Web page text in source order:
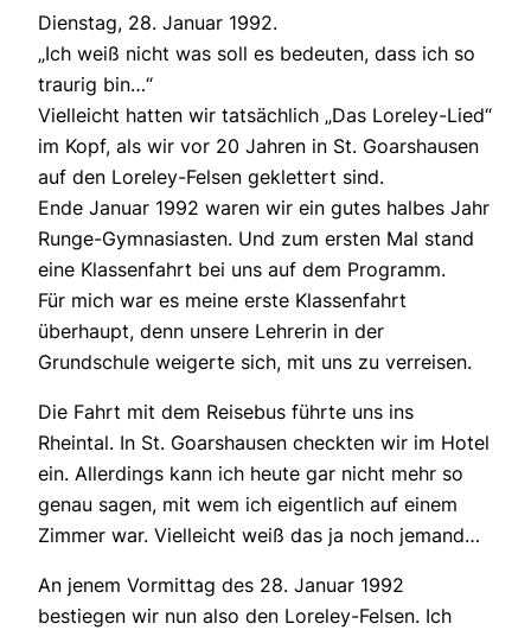
Dienstag, 28. Januar 1992.
„Ich weiß nicht was soll es bedeuten, dass ich so
traurig bin…“
Vielleicht hatten wir tatsächlich „Das Loreley-Lied“
im Kopf, als wir vor 20 Jahren in St. Goarshausen
auf den Loreley-Felsen geklettert sind.
Ende Januar 1992 waren wir ein gutes halbes Jahr
Runge-Gymnasiasten. Und zum ersten Mal stand
eine Klassenfahrt bei uns auf dem Programm.
Für mich war es meine erste Klassenfahrt
überhaupt, denn unsere Lehrerin in der
Grundschule weigerte sich, mit uns zu verreisen.
Die Fahrt mit dem Reisebus führte uns ins
Rheintal. In St. Goarshausen checkten wir im Hotel
ein. Allerdings kann ich heute gar nicht mehr so
genau sagen, mit wem ich eigentlich auf einem
Zimmer war. Vielleicht weiß das ja noch jemand…
An jenem Vormittag des 28. Januar 1992
bestiegen wir nun also den Loreley-Felsen. Ich